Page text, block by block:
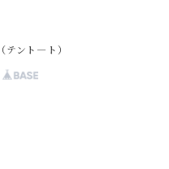
ント―ト）